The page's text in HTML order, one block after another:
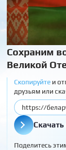
Сохраним
Великой
Скопируйтеи
друзьям или
Поделитесь